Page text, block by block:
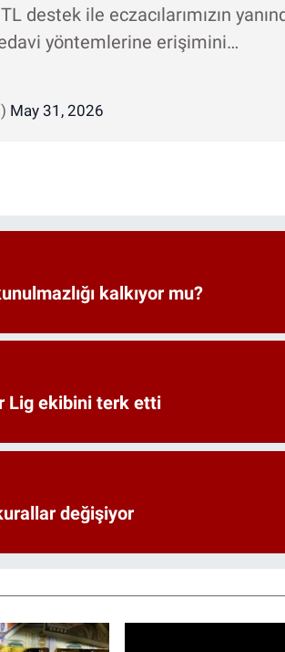
destek ile eczacılarımızın
yöntemlerine erişimini…
May 31, 2026
kalkıyor mu?
Lig ekibini terk etti
değişiyor